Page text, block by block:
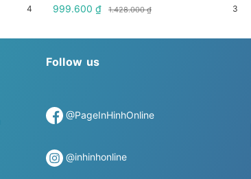
4 999.600 ₫ 1.428.000 ₫ 3
Follow us
@PageInHinhOnline
@inhinhonline